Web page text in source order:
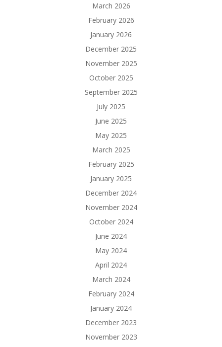
March 2026
February 2026
January 2026
December 2025
November 2025
October 2025
September 2025
July 2025
June 2025
May 2025
March 2025
February 2025
January 2025
December 2024
November 2024
October 2024
June 2024
May 2024
April 2024
March 2024
February 2024
January 2024
December 2023
November 2023